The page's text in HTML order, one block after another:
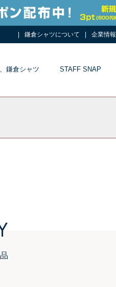
鎌倉シャツについて 企業情報
鎌倉シャツ STAFF SNAP